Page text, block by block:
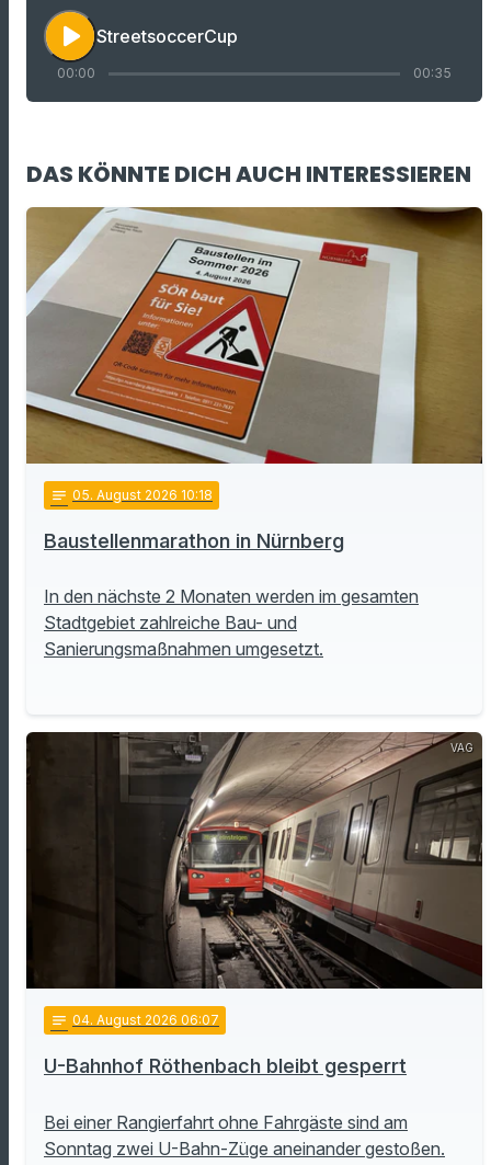
play_arrow StreetsoccerCup
00:00 00:35
DAS KÖNNTE DICH AUCH INTERESSIEREN
notes 05. August 2026 10:18
Baustellenmarathon in Nürnberg
In den nächste 2 Monaten werden im gesamten
Stadtgebiet zahlreiche Bau- und
Sanierungsmaßnahmen umgesetzt.
VAG
notes 04. August 2026 06:07
U-Bahnhof Röthenbach bleibt gesperrt
Bei einer Rangierfahrt ohne Fahrgäste sind am
Sonntag zwei U-Bahn-Züge aneinander gestoßen.